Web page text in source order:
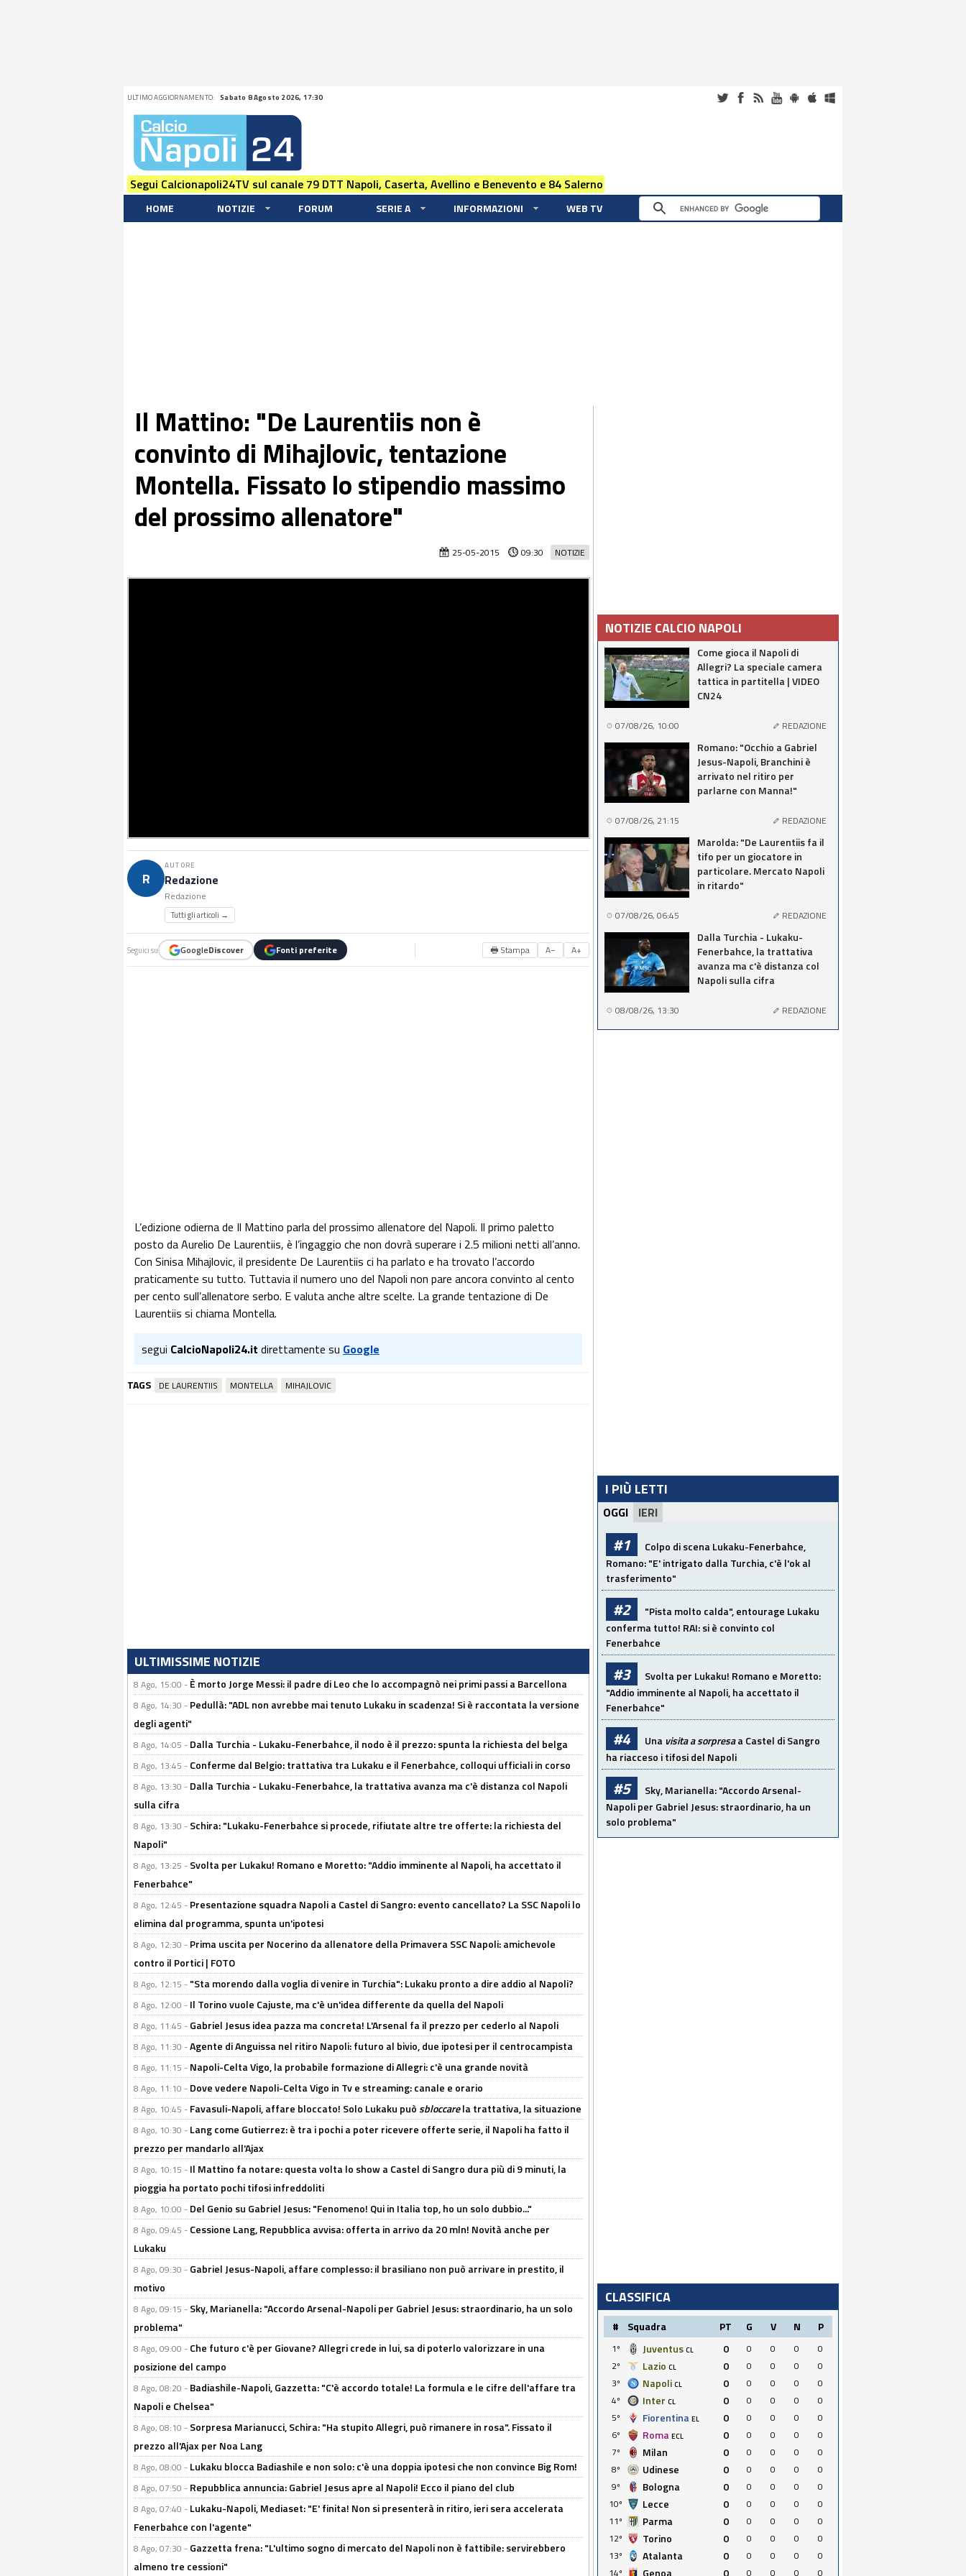
ULTIMO AGGIORNAMENTO: Sabato 8 Agosto 2026, 17:30
Segui Calcionapoli24TV sul canale 79 DTT Napoli, Caserta, Avellino e Benevento e 84 Salerno
HOME NOTIZIE FORUM SERIE A INFORMAZIONI WEB TV
Il Mattino: "De Laurentiis non è
convinto di Mihajlovic, tentazione
Montella. Fissato lo stipendio massimo
del prossimo allenatore"
NOTIZIE
25-05-2015 09:30
R
AUTORE
Redazione
Redazione
Tutti gli articoli →
Seguici su GoogleDiscover Fonti preferite 🖶 Stampa A− A+
L’edizione odierna de Il Mattino parla del prossimo allenatore del Napoli. Il primo paletto
posto da Aurelio De Laurentiis, è l’ingaggio che non dovrà superare i 2.5 milioni netti all’anno.
Con Sinisa Mihajlovic, il presidente De Laurentiis ci ha parlato e ha trovato l’accordo
praticamente su tutto. Tuttavia il numero uno del Napoli non pare ancora convinto al cento
per cento sull’allenatore serbo. E valuta anche altre scelte. La grande tentazione di De
Laurentiis si chiama Montella.
segui CalcioNapoli24.it direttamente su Google
TAGS DE LAURENTIIS MONTELLA MIHAJLOVIC
ULTIMISSIME NOTIZIE
8 Ago, 15:00 - È morto Jorge Messi: il padre di Leo che lo accompagnò nei primi passi a Barcellona
8 Ago, 14:30 - Pedullà: "ADL non avrebbe mai tenuto Lukaku in scadenza! Si è raccontata la versione
degli agenti"
8 Ago, 14:05 - Dalla Turchia - Lukaku-Fenerbahce, il nodo è il prezzo: spunta la richiesta del belga
8 Ago, 13:45 - Conferme dal Belgio: trattativa tra Lukaku e il Fenerbahce, colloqui ufficiali in corso
8 Ago, 13:30 - Dalla Turchia - Lukaku-Fenerbahce, la trattativa avanza ma c'è distanza col Napoli
sulla cifra
8 Ago, 13:30 - Schira: "Lukaku-Fenerbahce si procede, rifiutate altre tre offerte: la richiesta del
Napoli"
8 Ago, 13:25 - Svolta per Lukaku! Romano e Moretto: "Addio imminente al Napoli, ha accettato il
Fenerbahce"
8 Ago, 12:45 - Presentazione squadra Napoli a Castel di Sangro: evento cancellato? La SSC Napoli lo
elimina dal programma, spunta un'ipotesi
8 Ago, 12:30 - Prima uscita per Nocerino da allenatore della Primavera SSC Napoli: amichevole
contro il Portici | FOTO
8 Ago, 12:15 - "Sta morendo dalla voglia di venire in Turchia": Lukaku pronto a dire addio al Napoli?
8 Ago, 12:00 - Il Torino vuole Cajuste, ma c'è un'idea differente da quella del Napoli
8 Ago, 11:45 - Gabriel Jesus idea pazza ma concreta! L'Arsenal fa il prezzo per cederlo al Napoli
8 Ago, 11:30 -Agente di Anguissa nel ritiro Napoli: futuro al bivio, due ipotesi per il centrocampista
8 Ago, 11:15 - Napoli-Celta Vigo, la probabile formazione di Allegri: c'è una grande novità
8 Ago, 11:10 - Dove vedere Napoli-Celta Vigo in Tv e streaming: canale e orario
8 Ago, 10:45 - Favasuli-Napoli, affare bloccato! Solo Lukaku puòsbloccarela trattativa, la situazione
8 Ago, 10:30 - Lang come Gutierrez: è tra i pochi a poter ricevere offerte serie, il Napoli ha fatto il
prezzo per mandarlo all'Ajax
8 Ago, 10:15 - Il Mattino fa notare: questa volta lo show a Castel di Sangro dura più di 9 minuti, la
pioggia ha portato pochi tifosi infreddoliti
8 Ago, 10:00 - Del Genio su Gabriel Jesus: "Fenomeno! Qui in Italia top, ho un solo dubbio..."
8 Ago, 09:45 - Cessione Lang, Repubblica avvisa: offerta in arrivo da 20 mln! Novità anche per
Lukaku
8 Ago, 09:30 - Gabriel Jesus-Napoli, affare complesso: il brasiliano non può arrivare in prestito, il
motivo
8 Ago, 09:15 - Sky, Marianella: "Accordo Arsenal-Napoli per Gabriel Jesus: straordinario, ha un solo
problema"
8 Ago, 09:00 - Che futuro c'è per Giovane? Allegri crede in lui, sa di poterlo valorizzare in una
posizione del campo
8 Ago, 08:20 - Badiashile-Napoli, Gazzetta: "C'è accordo totale! La formula e le cifre dell'affare tra
Napoli e Chelsea"
8 Ago, 08:10 - Sorpresa Marianucci, Schira: "Ha stupito Allegri, può rimanere in rosa". Fissato il
prezzo all'Ajax per Noa Lang
8 Ago, 08:00 - Lukaku blocca Badiashile e non solo: c'è una doppia ipotesi che non convince Big Rom!
8 Ago, 07:50 - Repubblica annuncia: Gabriel Jesus apre al Napoli! Ecco il piano del club
8 Ago, 07:40 - Lukaku-Napoli, Mediaset: "E' finita! Non si presenterà in ritiro, ieri sera accelerata
Fenerbahce con l'agente"
8 Ago, 07:30 - Gazzetta frena: "L'ultimo sogno di mercato del Napoli non è fattibile: servirebbero
almeno tre cessioni"
NOTIZIE CALCIO NAPOLI
Come gioca il Napoli di
Allegri? La speciale camera
tattica in partitella | VIDEO
CN24
07/08/26, 10:00 REDAZIONE
Romano: "Occhio a Gabriel
Jesus-Napoli, Branchini è
arrivato nel ritiro per
parlarne con Manna!"
07/08/26, 21:15 REDAZIONE
Marolda: "De Laurentiis fa il
tifo per un giocatore in
particolare. Mercato Napoli
in ritardo"
07/08/26, 06:45 REDAZIONE
Dalla Turchia - Lukaku-
Fenerbahce, la trattativa
avanza ma c'è distanza col
Napoli sulla cifra
08/08/26, 13:30 REDAZIONE
I PIÙ LETTI
OGGI IERI
#1
Colpo di scena Lukaku-Fenerbahce,
Romano: "E' intrigato dalla Turchia, c'è l'ok al
trasferimento"
#2
"Pista molto calda", entourage Lukaku
conferma tutto! RAI: si è convinto col
Fenerbahce
#3
Svolta per Lukaku! Romano e Moretto:
"Addio imminente al Napoli, ha accettato il
Fenerbahce"
#4 Una visita a sorpresaa Castel di Sangro
ha riacceso i tifosi del Napoli
#5
Sky, Marianella: "Accordo Arsenal-
Napoli per Gabriel Jesus: straordinario, ha un
solo problema"
CLASSIFICA
# Squadra PT G V N P
1º Juventus CL 0 0 0 0
0
2º
Lazio CL 0 0 0 0
0
3º
Napoli CL 0 0 0 0
0
4º
Inter CL 0 0 0 0
0
5º
Fiorentina EL 0 0 0 0
0
6º
Roma ECL 0 0 0 0
0
7º
Milan 0 0 0 0
0
8º
Udinese 0 0 0 0
0
9º
Bologna 0 0 0 0
0
10º
Lecce 0 0 0 0
0
11º
Parma 0 0 0 0
0
12º
Torino 0 0 0 0
0
13º
Atalanta 0 0 0 0
0
14º
Genoa 0 0 0 0 0